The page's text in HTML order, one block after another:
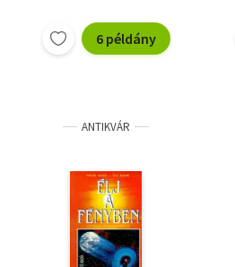
6 példány
ANTIKVÁR